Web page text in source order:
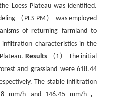
Loess Plateau was identified.
（PLS-PM） was employed
of returning farmland to
characteristics in the
Results（1） The initial
and grassland were 618.44
The stable infiltration
mm/h and 146.45 mm/h，